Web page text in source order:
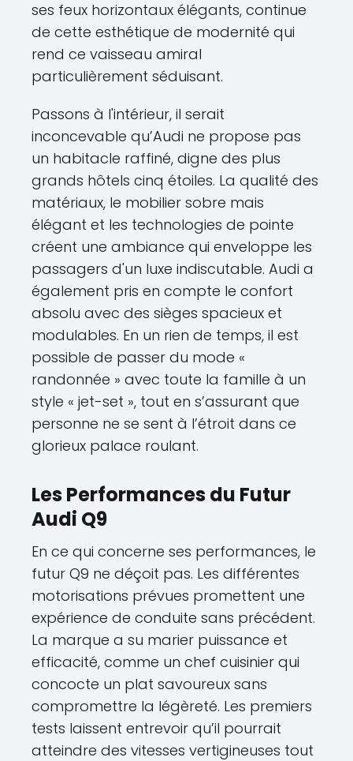
ses feux horizontaux élégants, continue
de cette esthétique de modernité qui
rend ce vaisseau amiral
particulièrement séduisant.
Passons à l'intérieur, il serait
inconcevable qu’Audi ne propose pas
un habitacle raffiné, digne des plus
grands hôtels cinq étoiles. La qualité des
matériaux, le mobilier sobre mais
élégant et les technologies de pointe
créent une ambiance qui enveloppe les
passagers d'un luxe indiscutable. Audi a
également pris en compte le confort
absolu avec des sièges spacieux et
modulables. En un rien de temps, il est
possible de passer du mode «
randonnée » avec toute la famille à un
style « jet-set », tout en s’assurant que
personne ne se sent à l’étroit dans ce
glorieux palace roulant.
Les Performances du Futur
Audi Q9
En ce qui concerne ses performances, le
futur Q9 ne déçoit pas. Les différentes
motorisations prévues promettent une
expérience de conduite sans précédent.
La marque a su marier puissance et
efficacité, comme un chef cuisinier qui
concocte un plat savoureux sans
compromettre la légèreté. Les premiers
tests laissent entrevoir qu’il pourrait
atteindre des vitesses vertigineuses tout